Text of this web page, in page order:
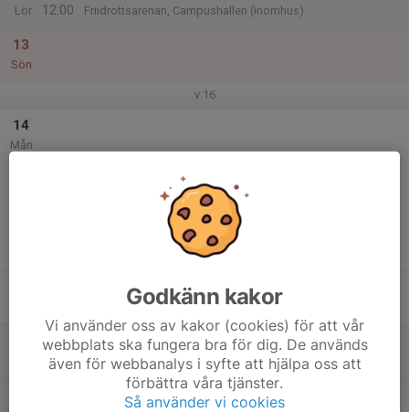
Lör
12:00
Friidrottsarenan, Campushallen (inomhus)
13
Sön
v.16
14
Mån
Träning Grupp 13/14
Friidrottsarenan, Campushallen (inomhus)
Godkänn kakor
Vi använder oss av kakor (cookies) för att vår
webbplats ska fungera bra för dig. De används
även för webbanalys i syfte att hjälpa oss att
förbättra våra tjänster.
Så använder vi cookies